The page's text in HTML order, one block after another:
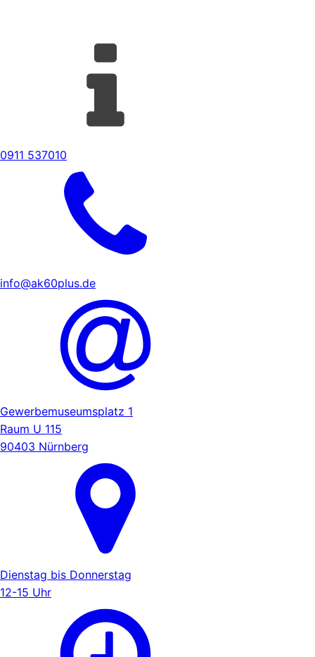
0911 537010
info@ak60plus.de
Gewerbemuseumsplatz 1
Raum U 115
90403 Nürnberg
Dienstag bis Donnerstag
12-15 Uhr